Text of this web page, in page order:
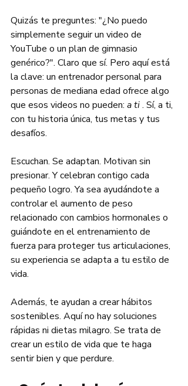
Quizás te preguntes: "¿No puedo
simplemente seguir un video de
YouTube o un plan de gimnasio
genérico?". Claro que sí. Pero aquí está
la clave: un entrenador personal para
personas de mediana edad ofrece algo
que esos videos no pueden: a ti . Sí, a ti,
con tu historia única, tus metas y tus
desafíos.
Escuchan. Se adaptan. Motivan sin
presionar. Y celebran contigo cada
pequeño logro. Ya sea ayudándote a
controlar el aumento de peso
relacionado con cambios hormonales o
guiándote en el entrenamiento de
fuerza para proteger tus articulaciones,
su experiencia se adapta a tu estilo de
vida.
Además, te ayudan a crear hábitos
sostenibles. Aquí no hay soluciones
rápidas ni dietas milagro. Se trata de
crear un estilo de vida que te haga
sentir bien y que perdure.